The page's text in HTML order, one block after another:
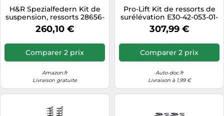
H&R Spezialfedern Kit de
suspension, ressorts 28656-
2
260,10 €
Comparer 2 prix
Amazon.fr
Livraison gratuite
Pro-Lift Kit de ressorts de
surélévation E30-42-053-01-
22
307,99 €
Comparer 2 prix
Auto-doc.fr
Livraison à 1,99 €